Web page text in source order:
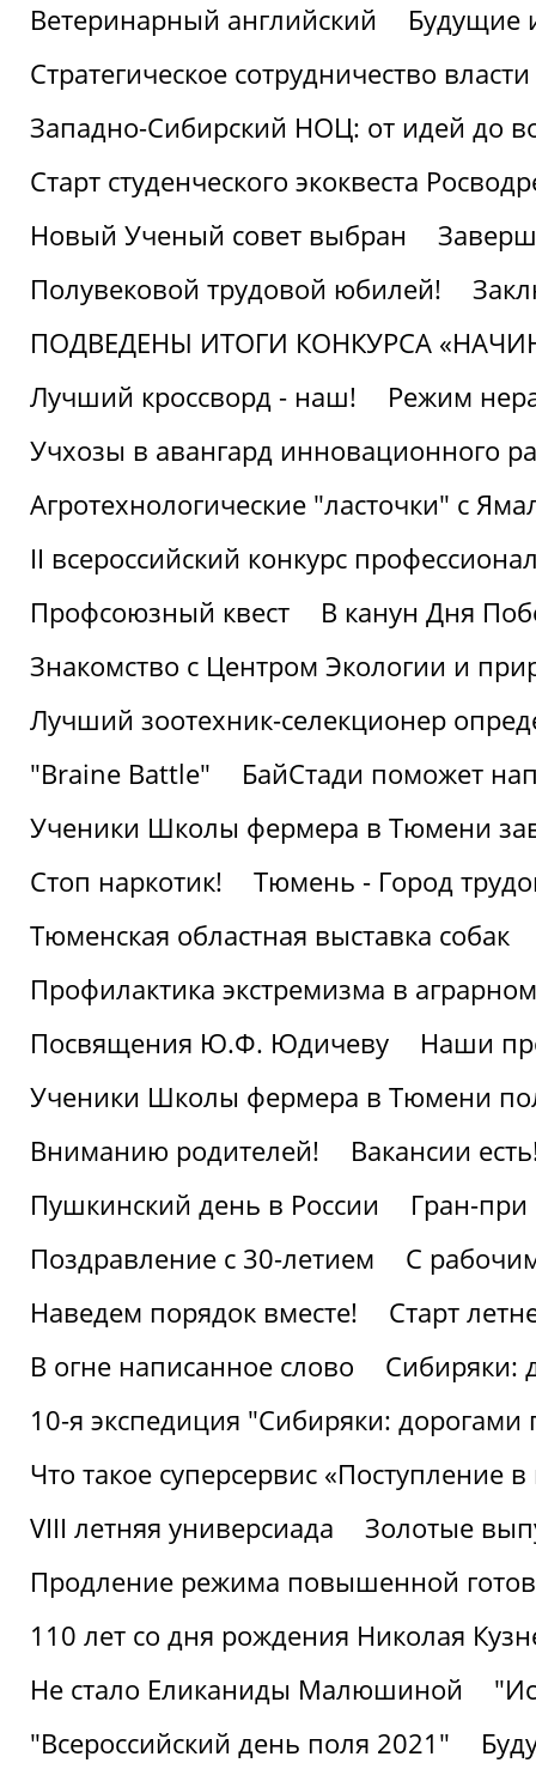
Ветеринарный английский
Будущие
Стратегическое сотрудничество
Западно-Сибирский НОЦ: от идей до
Старт студенческого экоквеста
Новый Ученый совет выбран
Полувековой трудовой юбилей!
ПОДВЕДЕНЫ ИТОГИ КОНКУРСА
Лучший кроссворд - наш!
Режим
Учхозы в авангард инновационного
Агротехнологические "ласточки" с
II всероссийский конкурс
Профсоюзный квест
В канун Дня
Знакомство с Центром Экологии и
Лучший зоотехник-селекционер
"Braine Battle"
БайСтади поможет
Ученики Школы фермера в Тюмени
Стоп наркотик!
Тюмень - Город
Тюменская областная выставка собак
Профилактика экстремизма в аграрном
Посвящения Ю.Ф. Юдичеву
Наши
Ученики Школы фермера в Тюмени
Вниманию родителей!
Вакансии
Пушкинский день в России
Гран-
Поздравление с 30-летием
С
Наведем порядок вместе!
Старт
В огне написанное слово
Сибиряки:
10-я экспедиция "Сибиряки: дорогами
Что такое суперсервис «Поступление
VIII летняя универсиада
Золотые
Продление режима повышенной
110 лет со дня рождения Николая
Не стало Еликаниды Малюшиной
"Всероссийский день поля 2021"